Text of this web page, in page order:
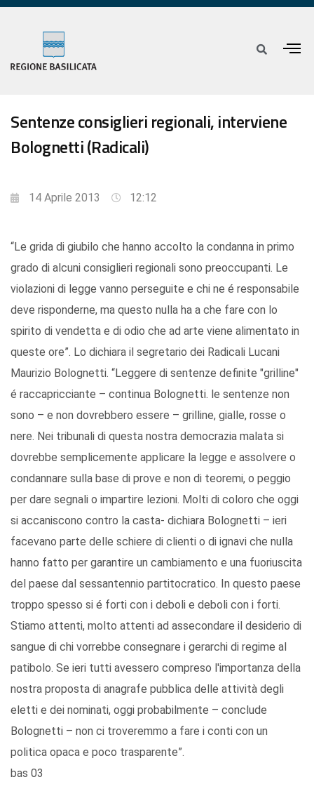
Sentenze consiglieri regionali, interviene
Bolognetti (Radicali)
14 Aprile 2013 12:12
“Le grida di giubilo che hanno accolto la condanna in primo
grado di alcuni consiglieri regionali sono preoccupanti. Le
violazioni di legge vanno perseguite e chi ne é responsabile
deve risponderne, ma questo nulla ha a che fare con lo
spirito di vendetta e di odio che ad arte viene alimentato in
queste ore”. Lo dichiara il segretario dei Radicali Lucani
Maurizio Bolognetti. “Leggere di sentenze definite "grilline"
é raccapricciante – continua Bolognetti. le sentenze non
sono – e non dovrebbero essere – grilline, gialle, rosse o
nere. Nei tribunali di questa nostra democrazia malata si
dovrebbe semplicemente applicare la legge e assolvere o
condannare sulla base di prove e non di teoremi, o peggio
per dare segnali o impartire lezioni. Molti di coloro che oggi
si accaniscono contro la casta- dichiara Bolognetti – ieri
facevano parte delle schiere di clienti o di ignavi che nulla
hanno fatto per garantire un cambiamento e una fuoriuscita
del paese dal sessantennio partitocratico. In questo paese
troppo spesso si é forti con i deboli e deboli con i forti.
Stiamo attenti, molto attenti ad assecondare il desiderio di
sangue di chi vorrebbe consegnare i gerarchi di regime al
patibolo. Se ieri tutti avessero compreso l'importanza della
nostra proposta di anagrafe pubblica delle attività degli
eletti e dei nominati, oggi probabilmente – conclude
Bolognetti – non ci troveremmo a fare i conti con un
politica opaca e poco trasparente”.
bas 03